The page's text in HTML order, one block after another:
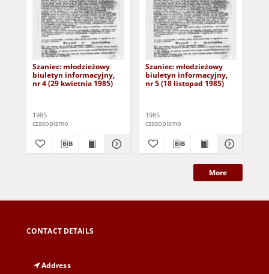
Szaniec: młodzieżowy
biuletyn informacyjny,
nr 4 (29 kwietnia 1985)
1985
czasopismo
Szaniec: młodzieżowy
biuletyn informacyjny,
nr 5 (18 listopad 1985)
1985
czasopismo
More
CONTACT DETAILS
Address